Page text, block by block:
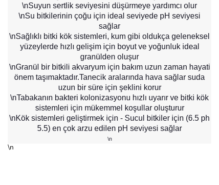
\nSuyun sertlik seviyesini düşürmeye yardımcı olur
\nSu bitkilerinin çoğu için ideal seviyede pH seviyesi
sağlar
\nSağlıklı bitki kök sistemleri, kum gibi oldukça geleneksel
yüzeylerde hızlı gelişim için boyut ve yoğunluk ideal
granülden oluşur
\nGranül bir bitkili akvaryum için bakım uzun zaman hayati
önem taşımaktadır.Tanecik aralarında hava sağlar suda
uzun bir süre için şeklini korur
\nTabakanın bakteri kolonizasyonu hızlı uyarır ve bitki kök
sistemleri için mükemmel koşullar oluşturur
\nKök sistemleri geliştirmek için - Sucul bitkiler için (6.5 ph
5.5) en çok arzu edilen pH seviyesi sağlar
\n
\n